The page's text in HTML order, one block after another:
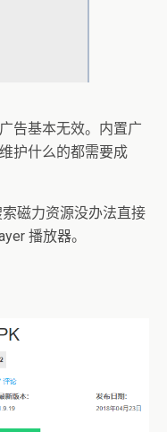
告基本无效。内置广
护什么的都需要成
磁力资源没办法直接
播放器。